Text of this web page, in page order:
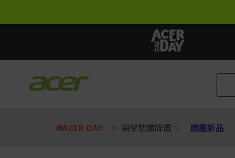
【加贈】指定筆電贈延長保固一年
🌐ACER DAY ✨ 開學裝備降價 ✨ 旗艦新品